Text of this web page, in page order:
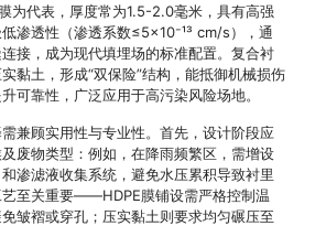
为代表，厚度常为1.5-2.0毫米，具有高强
渗透性（渗透系数≤5×10⁻¹³ cm/s），通
接，成为现代填埋场的标准配置。复合衬
黏土，形成“双保险”结构，能抵御机械损伤
可靠性，广泛应用于高污染风险场地。
兼顾实用性与专业性。首先，设计阶段应
废物类型：例如，在降雨频繁区，需增设
渗滤液收集系统，避免水压累积导致衬里
艺至关重要——HDPE膜铺设需严格控制温
皱褶或穿孔；压实黏土则要求均匀碾压至